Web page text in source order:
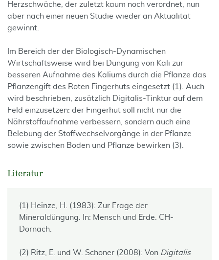
Herzschwäche, der zuletzt kaum noch verordnet, nun
aber nach einer neuen Studie wieder an Aktualität
gewinnt.
Im Bereich der der Biologisch-Dynamischen
Wirtschaftsweise wird bei Düngung von Kali zur
besseren Aufnahme des Kaliums durch die Pflanze das
Pflanzengift des Roten Fingerhuts eingesetzt (1). Auch
wird beschrieben, zusätzlich Digitalis-Tinktur auf dem
Feld einzusetzen: der Fingerhut soll nicht nur die
Nährstoffaufnahme verbessern, sondern auch eine
Belebung der Stoffwechselvorgänge in der Pflanze
sowie zwischen Boden und Pflanze bewirken (3).
Literatur
(1) Heinze, H. (1983): Zur Frage der
Mineraldüngung. In: Mensch und Erde. CH-
Dornach.
(2) Ritz, E. und W. Schoner (2008): Von Digitalis